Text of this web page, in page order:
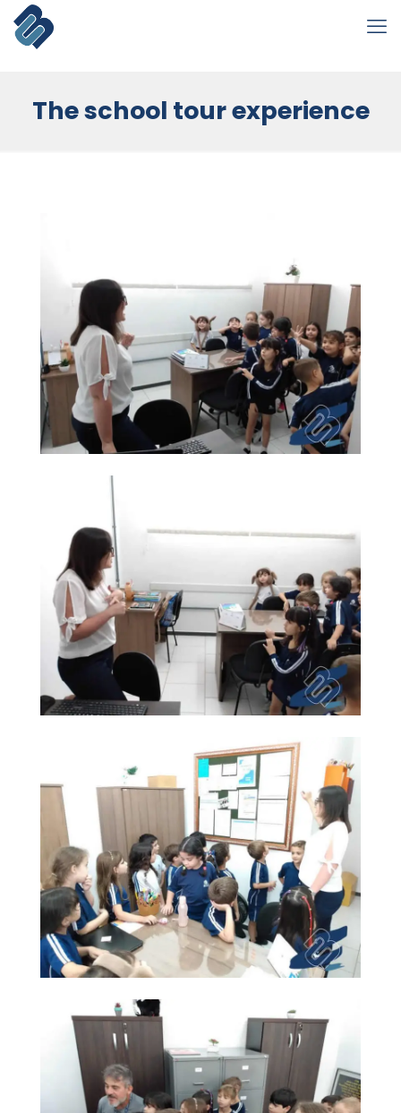
The school tour experience